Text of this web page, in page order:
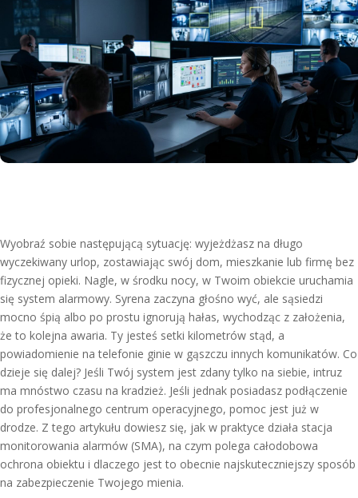
Wyobraź sobie następującą sytuację: wyjeżdżasz na długo
wyczekiwany urlop, zostawiając swój dom, mieszkanie lub firmę bez
fizycznej opieki. Nagle, w środku nocy, w Twoim obiekcie uruchamia
się system alarmowy. Syrena zaczyna głośno wyć, ale sąsiedzi
mocno śpią albo po prostu ignorują hałas, wychodząc z założenia,
że to kolejna awaria. Ty jesteś setki kilometrów stąd, a
powiadomienie na telefonie ginie w gąszczu innych komunikatów. Co
dzieje się dalej? Jeśli Twój system jest zdany tylko na siebie, intruz
ma mnóstwo czasu na kradzież. Jeśli jednak posiadasz podłączenie
do profesjonalnego centrum operacyjnego, pomoc jest już w
drodze. Z tego artykułu dowiesz się, jak w praktyce działa stacja
monitorowania alarmów (SMA), na czym polega całodobowa
ochrona obiektu i dlaczego jest to obecnie najskuteczniejszy sposób
na zabezpieczenie Twojego mienia.